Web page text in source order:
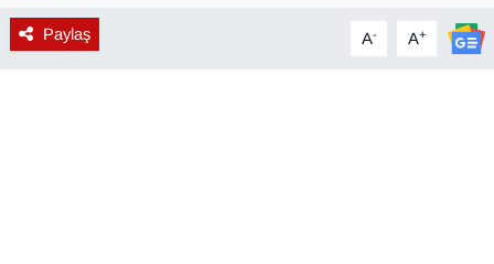
Paylaş A- A+
Diğer